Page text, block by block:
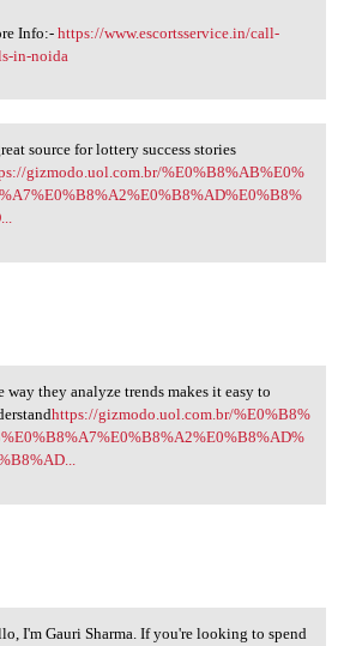
Info:- https://www.escortsservice.in/call-
in-noida
source for lottery
source for lottery success stories
gizmodo.uol.com.br/%E0%B8%AB%E0%
they analyze trends
way they analyze trends makes it easy to
https://gizmodo.uol.com.br/%E0%B8%
I'm Gauri Sharma. If you're looking to spend